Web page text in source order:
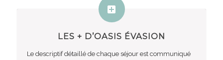
LES + D’OASIS ÉVASION
Le descriptif détaillé de chaque séjour est communiqué